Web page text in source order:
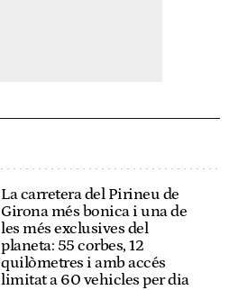
La carretera del Pirineu de
Girona més bonica i una de
les més exclusives del
planeta: 55 corbes, 12
quilòmetres i amb accés
limitat a 60 vehicles per dia